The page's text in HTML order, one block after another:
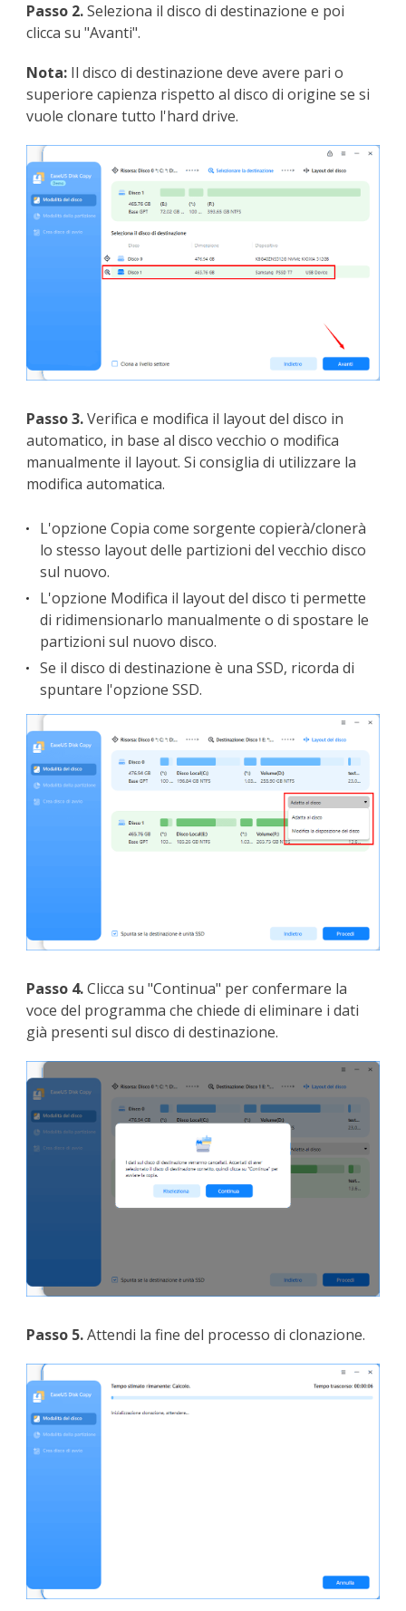
Passo 2.Seleziona il disco di destinazione e poi
clicca su "Avanti".
Nota: Il disco di destinazione deve avere pari o
superiore capienza rispetto al disco di origine se si
vuole clonare tutto l'hard drive.
Passo 3.Verifica e modifica il layout del disco in
automatico, in base al disco vecchio o modifica
manualmente il layout. Si consiglia di utilizzare la
modifica automatica.
L'opzione Copia come sorgente copierà/clonerà
lo stesso layout delle partizioni del vecchio disco
sul nuovo.
L'opzione Modifica il layout del disco ti permette
di ridimensionarlo manualmente o di spostare le
partizioni sul nuovo disco.
Se il disco di destinazione è una SSD, ricorda di
spuntare l'opzione SSD.
Passo 4.Clicca su "Continua" per confermare la
voce del programma che chiede di eliminare i dati
già presenti sul disco di destinazione.
Passo 5.Attendi la fine del processo di clonazione.